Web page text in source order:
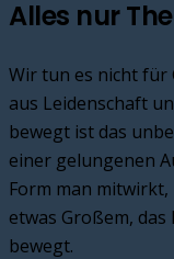
Alles nur
Wir tun es nicht für
aus Leidenschaft
bewegt ist das
einer gelungenen
Form man mitwirkt,
etwas Großem,
bewegt.